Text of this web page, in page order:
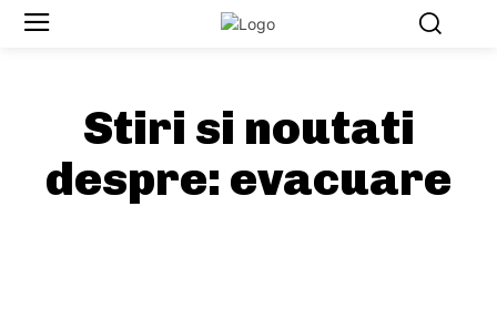
Stiri si noutati
despre: evacuare